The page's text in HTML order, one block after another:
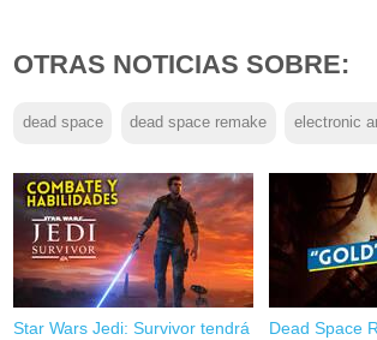
OTRAS NOTICIAS SOBRE:
dead space dead space remake electronic
Star Wars Jedi: Survivor tendrá
Dead Space